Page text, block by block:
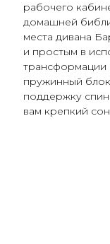
рабочего
домашней
места дивана
и простым в
трансформации
пружинный
поддержку
вам крепкий